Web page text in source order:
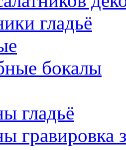
гладьё
бокалы
гладьё
гравировка